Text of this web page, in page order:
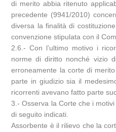
di merito abbia ritenuto
precedente (9941/2010)
diversa la finalità di
convenzione stipulata con il
2.6.- Con l’ultimo motivo i
norme di diritto nonché vizio
erroneamente la corte di
parte in giudizio sia il
ricorrenti avevano fatto parte
3.- Osserva la Corte che i
di seguito indicati.
Assorbente è il rilievo che la